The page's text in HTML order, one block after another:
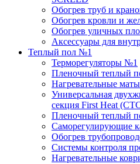
Обогрев труб и
Обогрев кровли и
Обогрев уличных
Аксессуары для
Теплый пол №1
Терморегуляторы №1
Пленочный теплый
Нагревательные
Универсальная
секция First Heat
Пленочный теплый
Саморегулирующие
Обогрев
Системы контроля
Нагревательные